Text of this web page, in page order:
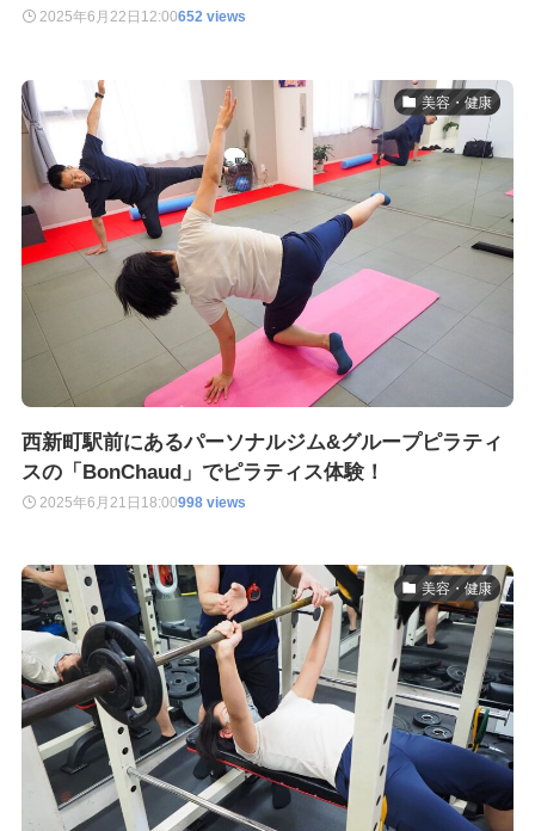
2025年6月22日 12:00652 views
美容・健康
西新町駅前にあるパーソナルジム&グループピラティ
スの「BonChaud」でピラティス体験！
2025年6月21日 18:00998 views
美容・健康